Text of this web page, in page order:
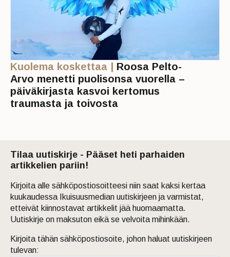
Kuolema koskettaa | Roosa Pelto-
Arvo menetti puolisonsa vuorella –
päiväkirjasta kasvoi kertomus
traumasta ja toivosta
Tilaa uutiskirje - Pääset heti parhaiden
artikkelien pariin!
Kirjoita alle sähköpostiosoitteesi niin saat kaksi kertaa
kuukaudessa Ikuisuusmedian uutiskirjeen ja varmistat,
etteivät kiinnostavat artikkelit jää huomaamatta.
Uutiskirje on maksuton eikä se velvoita mihinkään.
Kirjoita tähän sähköpostiosoite, johon haluat uutiskirjeen
tulevan: